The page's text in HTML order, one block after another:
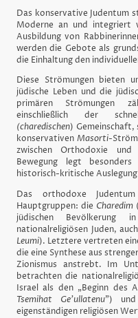
Das konservative Judentum
Moderne an und integriert
Ausbildung von
werden die Gebote als
die Einhaltung den
Diese Strömungen bieten
jüdische Leben und die
primären Strömungen
einschließlich der
(charedischen) Gemeinschaft,
konservativenMasorti-
zwischen Orthodoxie
Bewegung legt
historisch-kritische
Das orthodoxe
Hauptgruppen: die Charedim
jüdischen Bevölkerung
nationalreligiösen Juden,
Leumi). Letztere vertreten
die eine Synthese aus
Zionismus anstrebt. Im
betrachten die
Israel als den „Beginn des
Tsemihat Ge’ullatenu") und
eigenständigen religiösen